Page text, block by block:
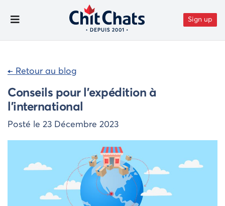
Sign up
← Retour au blog
Conseils pour l’expédition à
l’international
Posté le 23 Décembre 2023